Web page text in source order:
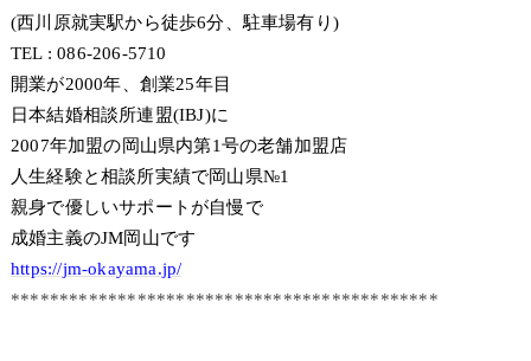
(西川原就実駅から徒歩6分、駐車場有り)
TEL : 086-206-5710
開業が2000年、創業25年目
日本結婚相談所連盟(IBJ)に
2007年加盟の岡山県内第1号の老舗加盟店
人生経験と相談所実績で岡山県№1
親身で優しいサポートが自慢で
成婚主義のJM岡山です
https://jm-okayama.jp/
********************************************